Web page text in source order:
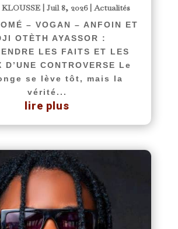
| Juil 8, 2026|Actualités
– VOGAN – ANFOIN ET
OTÈTH AYASSOR :
LES FAITS ET LES
D’UNE CONTROVERSE Le
se lève tôt, mais la
vérité...
lire plus